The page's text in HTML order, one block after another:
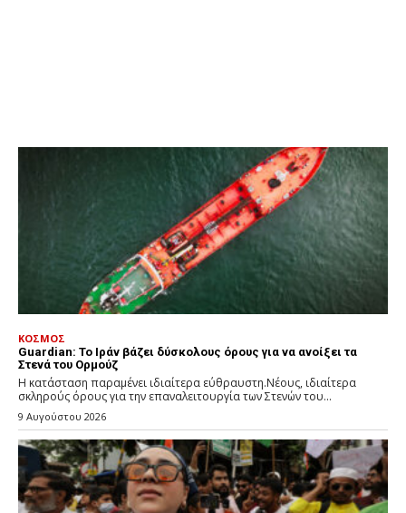
ΚΟΣΜΟΣ
Guardian: Το Ιράν βάζει δύσκολους όρους για να ανοίξει τα
Στενά του Ορμούζ
Η κατάσταση παραμένει ιδιαίτερα εύθραυστη.Νέους, ιδιαίτερα
σκληρούς όρους για την επαναλειτουργία των Στενών του...
9 Αυγούστου 2026